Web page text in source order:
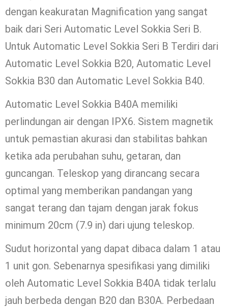
dengan keakuratan Magnification yang sangat
baik dari Seri Automatic Level Sokkia Seri B.
Untuk Automatic Level Sokkia Seri B Terdiri dari
Automatic Level Sokkia B20, Automatic Level
Sokkia B30 dan Automatic Level Sokkia B40.
Automatic Level Sokkia B40A memiliki
perlindungan air dengan IPX6. Sistem magnetik
untuk pemastian akurasi dan stabilitas bahkan
ketika ada perubahan suhu, getaran, dan
guncangan. Teleskop yang dirancang secara
optimal yang memberikan pandangan yang
sangat terang dan tajam dengan jarak fokus
minimum 20cm (7.9 in) dari ujung teleskop.
Sudut horizontal yang dapat dibaca dalam 1 atau
1 unit gon. Sebenarnya spesifikasi yang dimiliki
oleh Automatic Level Sokkia B40A tidak terlalu
jauh berbeda dengan B20 dan B30A. Perbedaan